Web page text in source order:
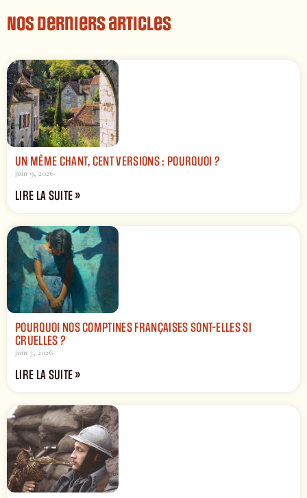
Nos derniers articles
UN MÊME CHANT, CENT VERSIONS : POURQUOI ?
juin 9, 2026
LIRE LA SUITE »
POURQUOI NOS COMPTINES FRANÇAISES SONT-ELLES SI
CRUELLES ?
juin 7, 2026
LIRE LA SUITE »